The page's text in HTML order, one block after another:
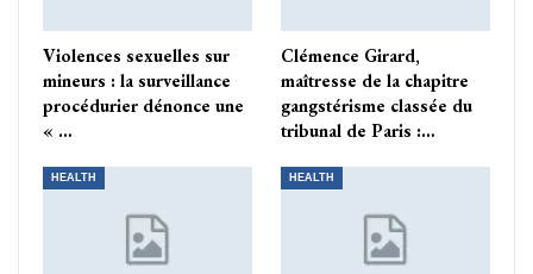
Violences sexuelles sur
mineurs : la surveillance
procédurier dénonce une
« …
Clémence Girard,
maîtresse de la chapitre
gangstérisme classée du
tribunal de Paris :…
HEALTH HEALTH